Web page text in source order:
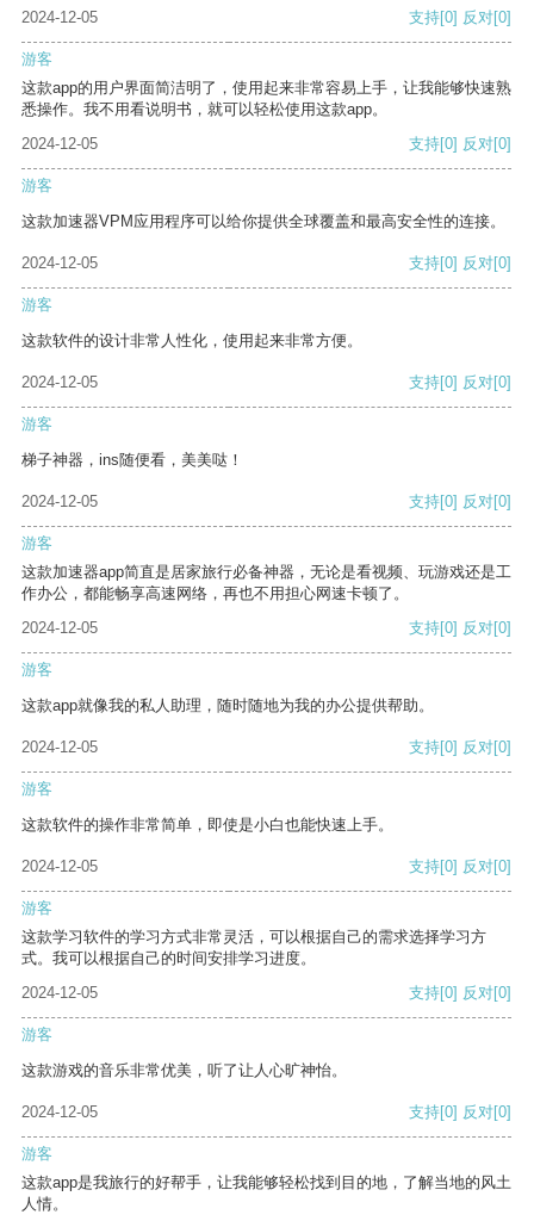
2024-12-05 支持[0] 反对[0]
游客
这款app的用户界面简洁明了，使用起来非常容易上手，让我能够快速熟
悉操作。我不用看说明书，就可以轻松使用这款app。
2024-12-05
支持[0] 反对[0]
游客
这款加速器VPM应用程序可以给你提供全球覆盖和最高安全性的连接。
2024-12-05 支持[0] 反对[0]
游客
这款软件的设计非常人性化，使用起来非常方便。
2024-12-05 支持[0] 反对[0]
游客
梯子神器，ins随便看，美美哒！
2024-12-05 支持[0] 反对[0]
游客
这款加速器app简直是居家旅行必备神器，无论是看视频、玩游戏还是工
作办公，都能畅享高速网络，再也不用担心网速卡顿了。
2024-12-05
支持[0] 反对[0]
游客
这款app就像我的私人助理，随时随地为我的办公提供帮助。
2024-12-05 支持[0] 反对[0]
游客
这款软件的操作非常简单，即使是小白也能快速上手。
2024-12-05 支持[0] 反对[0]
游客
这款学习软件的学习方式非常灵活，可以根据自己的需求选择学习方
式。我可以根据自己的时间安排学习进度。
2024-12-05
支持[0] 反对[0]
游客
这款游戏的音乐非常优美，听了让人心旷神怡。
2024-12-05 支持[0] 反对[0]
游客
这款app是我旅行的好帮手，让我能够轻松找到目的地，了解当地的风土
人情。